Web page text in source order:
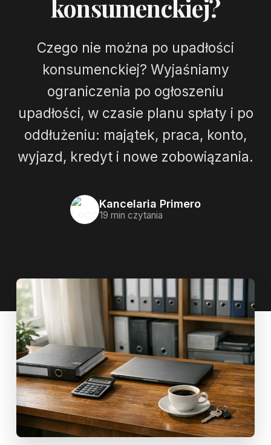
konsumenckiej?
Czego nie można po upadłości
konsumenckiej? Wyjaśniamy
ograniczenia po ogłoszeniu
upadłości, w czasie planu spłaty i po
oddłużeniu: majątek, praca, konto,
wyjazd, kredyt i nowe zobowiązania.
Kancelaria Primero
19 min czytania